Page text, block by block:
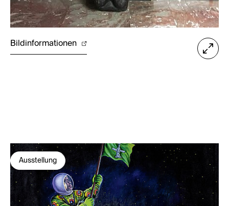
Bildinformationen
Ausstellung